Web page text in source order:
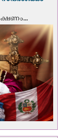
ക്ഷണം...